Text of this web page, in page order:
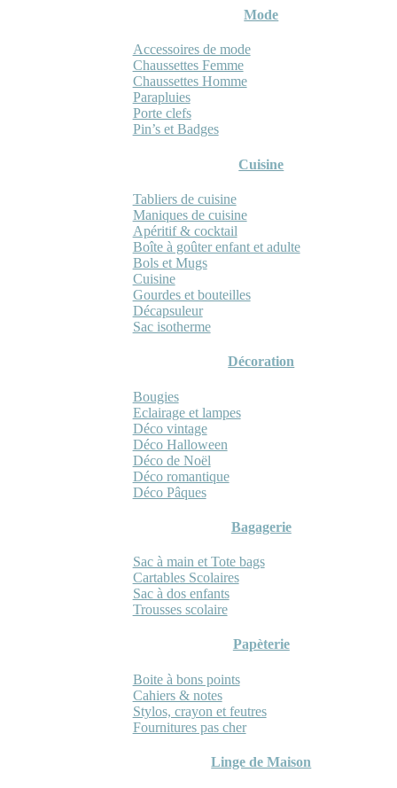
Mode
Accessoires de mode
Chaussettes Femme
Chaussettes Homme
Parapluies
Porte clefs
Pin’s et Badges
Cuisine
Tabliers de cuisine
Maniques de cuisine
Apéritif & cocktail
Boîte à goûter enfant et adulte
Bols et Mugs
Cuisine
Gourdes et bouteilles
Décapsuleur
Sac isotherme
Décoration
Bougies
Eclairage et lampes
Déco vintage
Déco Halloween
Déco de Noël
Déco romantique
Déco Pâques
Bagagerie
Sac à main et Tote bags
Cartables Scolaires
Sac à dos enfants
Trousses scolaire
Papèterie
Boite à bons points
Cahiers & notes
Stylos, crayon et feutres
Fournitures pas cher
Linge de Maison